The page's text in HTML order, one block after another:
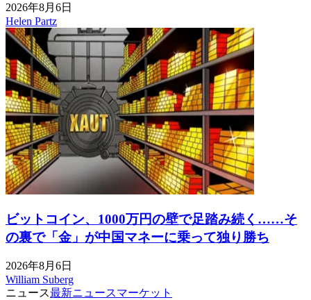
2026年8月6日
Helen Partz
ビットコイン、1000万円の壁で足踏み続く……そ
の裏で「金」が中国マネーに乗って独り勝ち
2026年8月6日
William Suberg
ニュース最新ニュースマーケット